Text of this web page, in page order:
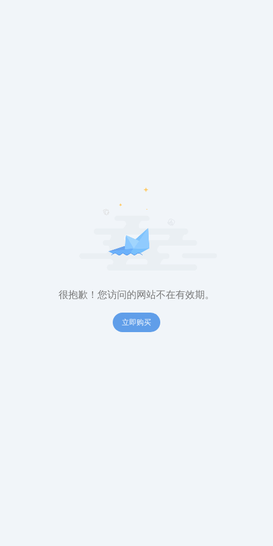
很抱歉！您访问的网站不在有效期。
立即购买